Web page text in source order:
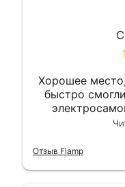
Хорошее
быстро
вышло вообще
Отзыв Flamp